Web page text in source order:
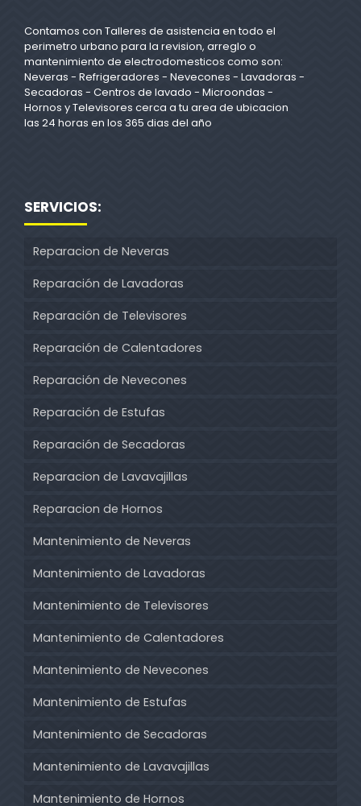
Contamos con Talleres de asistencia en todo el
perimetro urbano para la revision, arreglo o
mantenimiento de electrodomesticos como son:
Neveras - Refrigeradores - Nevecones - Lavadoras -
Secadoras - Centros de lavado - Microondas -
Hornos y Televisores cerca a tu area de ubicacion
las 24 horas en los 365 dias del año
SERVICIOS:
Reparacion de Neveras
Reparación de Lavadoras
Reparación de Televisores
Reparación de Calentadores
Reparación de Nevecones
Reparación de Estufas
Reparación de Secadoras
Reparacion de Lavavajillas
Reparacion de Hornos
Mantenimiento de Neveras
Mantenimiento de Lavadoras
Mantenimiento de Televisores
Mantenimiento de Calentadores
Mantenimiento de Nevecones
Mantenimiento de Estufas
Mantenimiento de Secadoras
Mantenimiento de Lavavajillas
Mantenimiento de Hornos